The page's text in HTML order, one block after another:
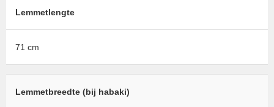
Lemmetlengte
71 cm
Lemmetbreedte (bij habaki)